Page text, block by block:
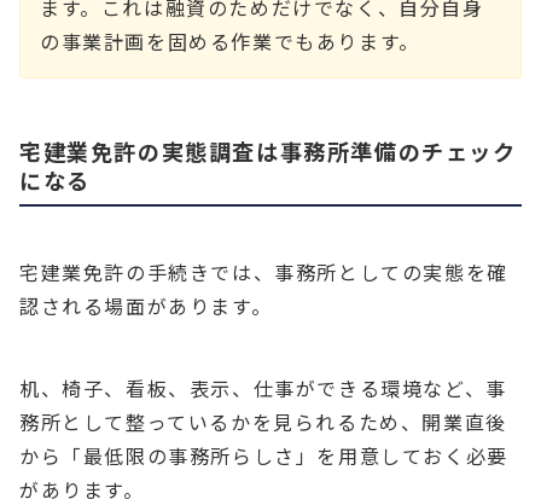
ます。これは融資のためだけでなく、自分自身
の事業計画を固める作業でもあります。
宅建業免許の実態調査は事務所準備のチェック
になる
宅建業免許の手続きでは、事務所としての実態を確
認される場面があります。
机、椅子、看板、表示、仕事ができる環境など、事
務所として整っているかを見られるため、開業直後
から「最低限の事務所らしさ」を用意しておく必要
があります。